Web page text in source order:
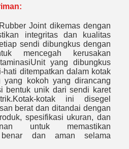
Joint dikemas dengan
integritas dan kualitas
sendi dibungkus dengan
mencegah kerusakan
yang dibungkus
hati ditempatkan dalam kotak
yang kokoh yang dirancang
bentuk unik dari sendi karet
kotak ini disegel
berat dan ditandai dengan
spesifikasi ukuran, dan
untuk memastikan
dan aman selama